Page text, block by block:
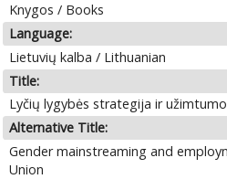
Knygos / Books
Language:
Lietuvių kalba / Lithuanian
Title:
Lyčių lygybės strategija ir
Alternative Title:
Gender mainstreaming and
Union